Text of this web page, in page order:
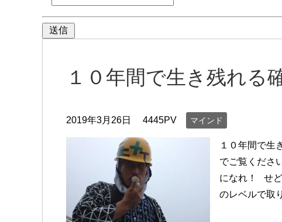
１０年間で生き残れる
2019年3月26日 4445PV マインド
１０年間で生
でご覧くださ
になれ！ せ
のレベルで取